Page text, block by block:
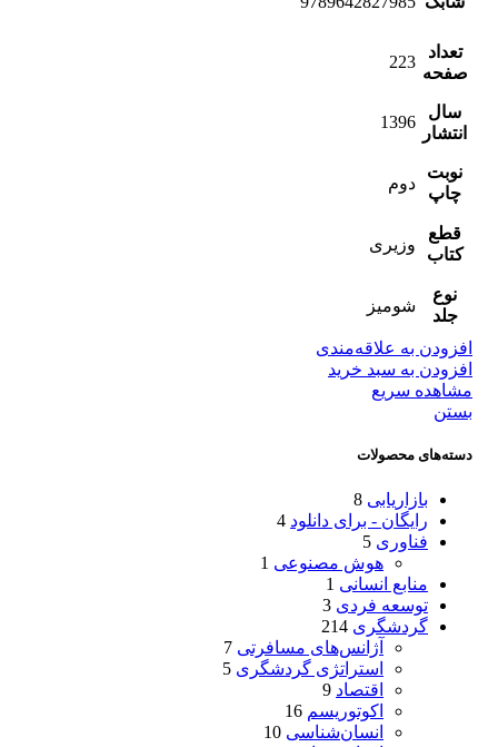
بستن
دسته‌های محصولات
بازاریابی 8
رایگان - برای دانلود 4
فناوری 5
هوش مصنوعی 1
منابع انسانی 1
توسعه فردی 3
گردشگری 214
آژانس‌های مسافرتی 7
استراتژی گردشگری 5
اقتصاد 9
اکوتوریسم 16
انسان‌شناسی 10
تعداد
صفحه
223
سال
انتشار
1396
نوبت
چاپ
دوم
قطع
کتاب
وزیری
نوع
جلد
شومیز
افزودن به علاقه‌مندی
افزودن به سبد خرید
مشاهده سریع